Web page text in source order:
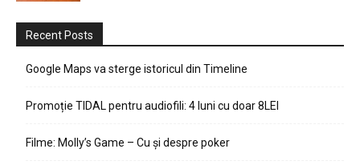
Recent Posts
Google Maps va sterge istoricul din Timeline
Promoție TIDAL pentru audiofili: 4 luni cu doar 8LEI
Filme: Molly’s Game – Cu și despre poker